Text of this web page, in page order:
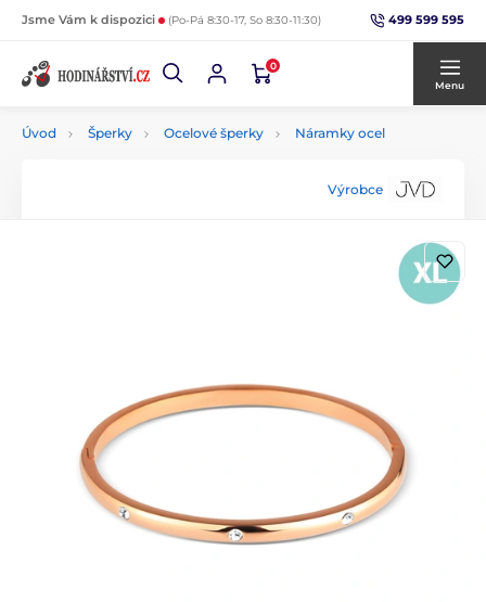
Jsme Vám k dispozici (Po-Pá 8:30-17, So 8:30-11:30) 499 599 595
0
Menu
Úvod Šperky Ocelové šperky Náramky ocel
Výrobce